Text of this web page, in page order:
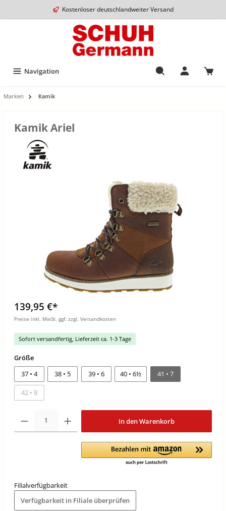
Kostenloser deutschlandweiter Versand
Navigation
Marken Kamik
Kamik Ariel
139,95 €*
Preise inkl. MwSt. ggf. zzgl. Versandkosten
Sofort versandfertig, Lieferzeit ca. 1-3 Tage
Größe
37 • 4
38 • 5 39 • 6 40 • 6½ 41 • 7
42 • 8
In den Warenkorb
Filialverfügbarkeit
Verfügbarkeit in Filiale überprüfen